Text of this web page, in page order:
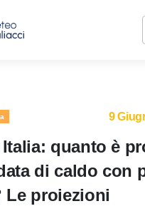
9
Italia: quanto è
di caldo con
Le proiezioni